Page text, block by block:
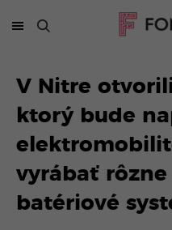
V Nitre
ktorý bude
vyrábať rôzne
batériové